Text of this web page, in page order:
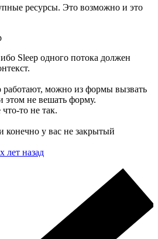
ресурсы. Это возможно и это
Sleep одного потока должен
можно из формы вызвать
не вешать форму.
то не так.
конечно у вас не закрытый
лет назад